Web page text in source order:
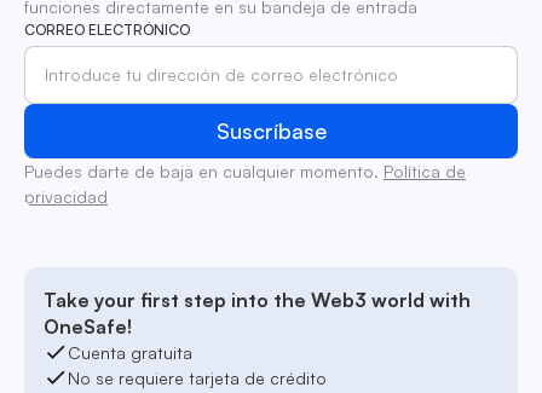
funciones directamente en su bandeja de entrada
CORREO ELECTRÓNICO
Puedes darte de baja en cualquier momento. Política de
privacidad
Take your first step into the Web3 world with
OneSafe!
Cuenta gratuita
No se requiere tarjeta de crédito